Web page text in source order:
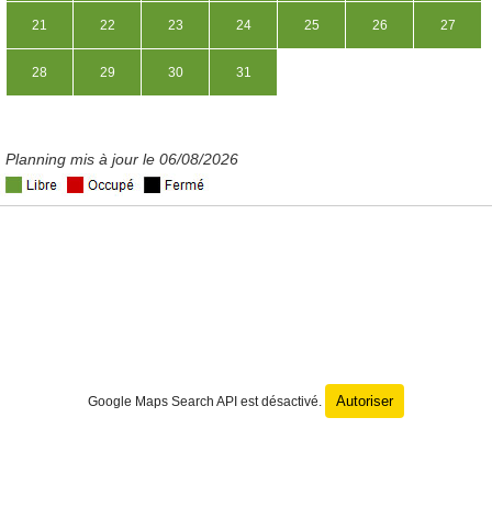
21 22 23 24 25 26 27
28 29 30 31
Planning mis à jour le 06/08/2026
Google Maps Search API est désactivé. Autoriser